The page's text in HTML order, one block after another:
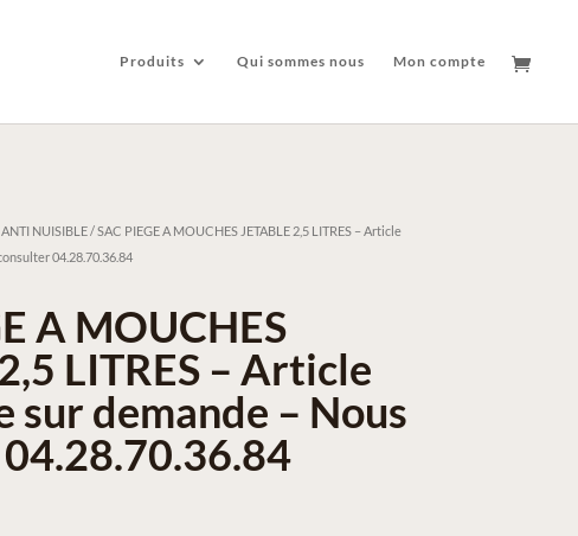
Produits Qui sommes nous Mon compte
NUISIBLE/ SAC PIEGE A MOUCHES JETABLE 2,5 LITRES – Article
04.28.70.36.84
A MOUCHES
LITRES – Article
sur demande – Nous